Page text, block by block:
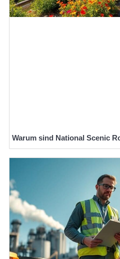
Warum sind National Scenic